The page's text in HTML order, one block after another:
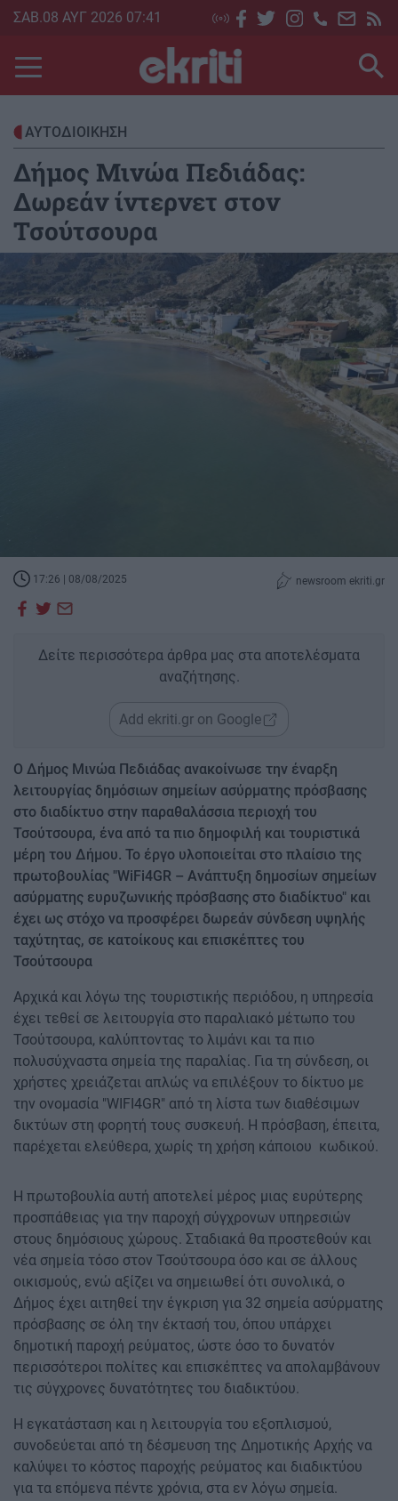
Skip
main
content
ΣΑΒ.08 ΑΥΓ 2026 07:41
ΑΥΤΟΔΙΟΙΚΗΣΗ
Δήμος Μινώα Πεδιάδας:
Δωρεάν ίντερνετ στον
Τσούτσουρα
17:26 | 08/08/2025 newsroom ekriti.gr
Δείτε περισσότερα άρθρα μας στα αποτελέσματα
αναζήτησης.
Add ekriti.gr on Google
Ο Δήμος Μινώα Πεδιάδας ανακοίνωσε την έναρξη
λειτουργίας δημόσιων σημείων ασύρματης πρόσβασης
στο διαδίκτυο στην παραθαλάσσια περιοχή του
Τσούτσουρα, ένα από τα πιο δημοφιλή και τουριστικά
μέρη του Δήμου. Το έργο υλοποιείται στο πλαίσιο της
πρωτοβουλίας "WiFi4GR – Ανάπτυξη δημοσίων σημείων
ασύρματης ευρυζωνικής πρόσβασης στο διαδίκτυο" και
έχει ως στόχο να προσφέρει δωρεάν σύνδεση υψηλής
ταχύτητας, σε κατοίκους και επισκέπτες του
Τσούτσουρα
Αρχικά και λόγω της τουριστικής περιόδου, η υπηρεσία
έχει τεθεί σε λειτουργία στο παραλιακό μέτωπο του
Τσούτσουρα, καλύπτοντας το λιμάνι και τα πιο
πολυσύχναστα σημεία της παραλίας. Για τη σύνδεση, οι
χρήστες χρειάζεται απλώς να επιλέξουν το δίκτυο με
την ονομασία "WIFI4GR" από τη λίστα των διαθέσιμων
δικτύων στη φορητή τους συσκευή. Η πρόσβαση, έπειτα,
παρέχεται ελεύθερα, χωρίς τη χρήση κάποιου κωδικού.
Η πρωτοβουλία αυτή αποτελεί μέρος μιας ευρύτερης
προσπάθειας για την παροχή σύγχρονων υπηρεσιών
στους δημόσιους χώρους. Σταδιακά θα προστεθούν και
νέα σημεία τόσο στον Τσούτσουρα όσο και σε άλλους
οικισμούς, ενώ αξίζει να σημειωθεί ότι συνολικά, ο
Δήμος έχει αιτηθεί την έγκριση για 32 σημεία ασύρματης
πρόσβασης σε όλη την έκτασή του, όπου υπάρχει
δημοτική παροχή ρεύματος, ώστε όσο το δυνατόν
περισσότεροι πολίτες και επισκέπτες να απολαμβάνουν
τις σύγχρονες δυνατότητες του διαδικτύου.
Η εγκατάσταση και η λειτουργία του εξοπλισμού,
συνοδεύεται από τη δέσμευση της Δημοτικής Αρχής να
καλύψει το κόστος παροχής ρεύματος και διαδικτύου
για τα επόμενα πέντε χρόνια, στα εν λόγω σημεία.